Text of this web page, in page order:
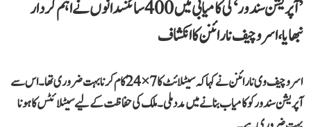
’آپریشن سندور‘ کی کامیابی میں 400 سائنسدانوں نے اہم کردار
نبھایا، اسرو چیف نارائنن کا انکشاف
اسرو چیف وی نارائنن نے کہا کہ سیٹلائٹ کا 7×24 کام کرنا بہت ضروری تھا۔ اس سے
آپریشن سندور کو کامیاب بنانے میں مدد ملی۔ ملک کی حفاظت کے لیے سیٹلائٹس کا ہونا